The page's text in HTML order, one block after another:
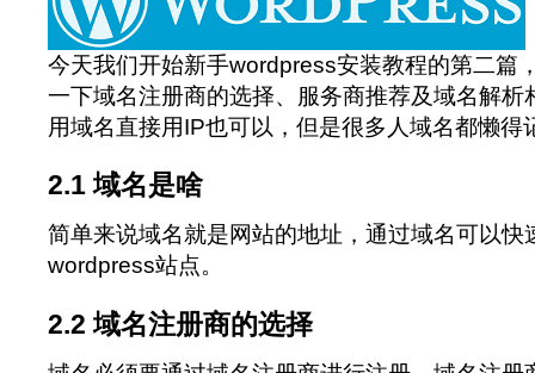
今天我们开始新手wordpress安装教程的第二篇
一下域名注册商的选择、服务商推荐及域名解析
用域名直接用IP也可以，但是很多人域名都懒得
2.1 域名是啥
简单来说域名就是网站的地址，通过域名可以快
wordpress站点。
2.2 域名注册商的选择